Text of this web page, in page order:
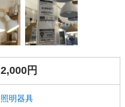
2,000円
照明器具